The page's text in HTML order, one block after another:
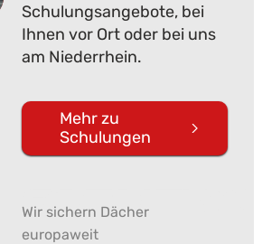
Schulungsangebote, bei
Ihnen vor Ort oder bei uns
am Niederrhein.
Mehr zu
Schulungen
Spedition
Wir sichern Dächer
europaweit